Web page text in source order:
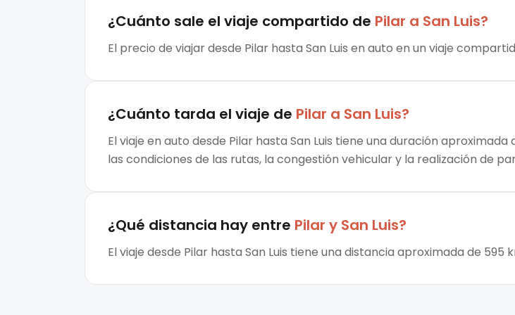
¿Cuánto sale el viaje compartido de Pilar a San Luis?
El precio de viajar desde Pilar hasta San Luis en auto en un viaje
¿Cuánto tarda el viaje de Pilar a San Luis?
El viaje en auto desde Pilar hasta San Luis tiene una duración
las condiciones de las rutas, la congestión vehicular y la realización de
¿Qué distancia hay entre Pilar y San Luis?
El viaje desde Pilar hasta San Luis tiene una distancia aproximada de